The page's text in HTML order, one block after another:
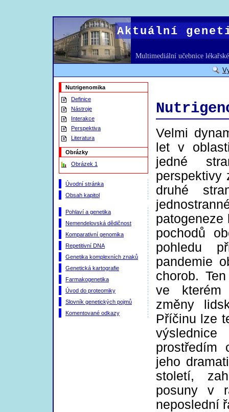
Aktuální
Multimediální učebnice
Nutrigenomika
Definice
Nástroje
Interakce
Perspektiva
Literatura
Obrázky
Obrázek 1
Úvodní stránka
Obsah kapitol
Pohlaví a genetika
Nemendelovská dědičnost
Komparativní genomika
Repetitivní DNA
Genetika komplexních znaků
Genetická kartografie
Farmakogenetika
Úvod do proteomiky
Slovník genetických pojmů
Komentované odkazy
Velmi
let v
jedné
perspektivy
druhé
pochodů
pohledu
pandemie
chorob.
ve kterém
změny
Příčinu lze
prostředím
jeho
století,
posuny v
neposlední